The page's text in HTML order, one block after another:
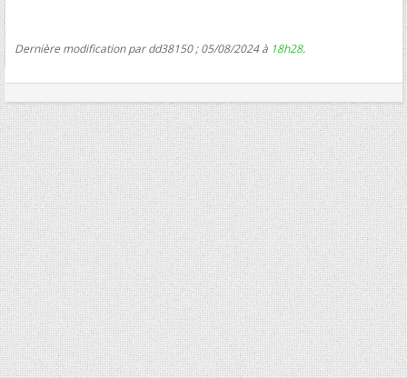
Dernière modification par dd38150 ; 05/08/2024 à 18h28.